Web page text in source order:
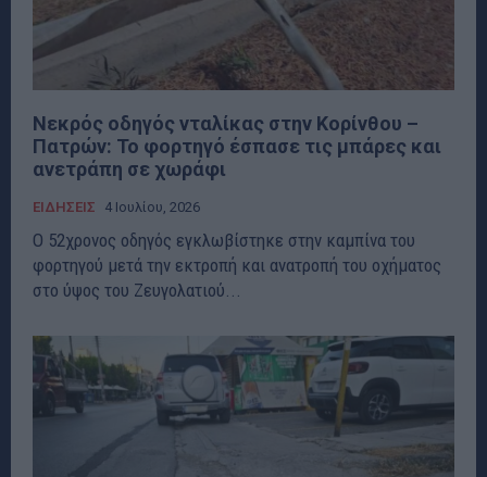
Νεκρός οδηγός νταλίκας στην Κορίνθου –
Πατρών: Το φορτηγό έσπασε τις μπάρες και
ανετράπη σε χωράφι
ΕΙΔΗΣΕΙΣ 4 Ιουλίου, 2026
Ο 52χρονος οδηγός εγκλωβίστηκε στην καμπίνα του
φορτηγού μετά την εκτροπή και ανατροπή του οχήματος
στο ύψος του Ζευγολατιού...